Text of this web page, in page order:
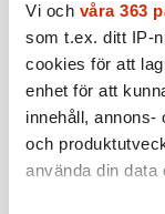
Vi och våra 363
som t.ex. ditt IP-
cookies för att
enhet för att
innehåll, annons-
och
använda din
Av: Susanne Gäre
KRÖNIKA
3.Frans
franska
KRÖNIKA
4.Nina Lekander:
alla om att
5.Bitte Assarmo: